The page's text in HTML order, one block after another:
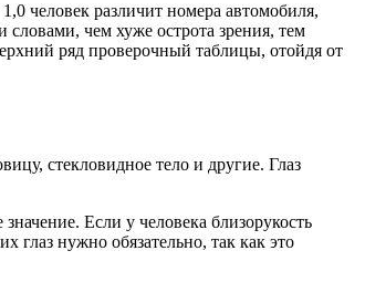
человек различит номера автомобиля,
чем хуже острота зрения, тем
ряд проверочный таблицы, отойдя от
стекловидное тело и другие. Глаз
Если у человека близорукость
глаз нужно обязательно, так как это